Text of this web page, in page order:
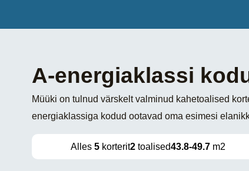
A-energiaklassi
Müüki on tulnud värskelt valminud kahetoalised
energiaklassiga kodud ootavad oma esimesi
Alles5 korterit2 toalised43.8-49.7 m2